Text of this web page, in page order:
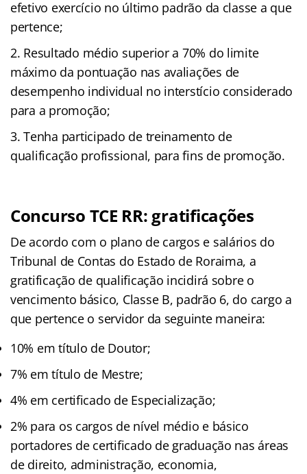
efetivo exercício no último padrão da classe a que
pertence;
Resultado médio superior a 70% do limite
máximo da pontuação nas avaliações de
desempenho individual no interstício considerado
para a promoção;
Tenha participado de treinamento de
qualificação profissional, para fins de promoção.
Concurso TCE RR: gratificações
De acordo com o plano de cargos e salários do
Tribunal de Contas do Estado de Roraima, a
gratificação de qualificação incidirá sobre o
vencimento básico, Classe B, padrão 6, do cargo a
que pertence o servidor da seguinte maneira:
10% em título de Doutor;
7% em título de Mestre;
4% em certificado de Especialização;
2% para os cargos de nível médio e básico
portadores de certificado de graduação nas áreas
de direito, administração, economia,